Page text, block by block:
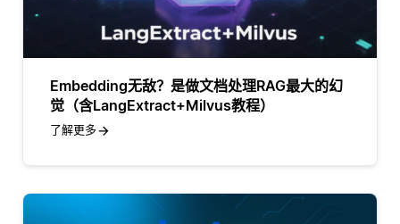
Embedding无敌？是做文档处理RAG最大的幻
觉（含LangExtract+Milvus教程）
了解更多